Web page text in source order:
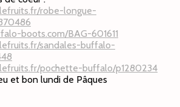
robe-longue-
boots.com/BAG-601611
sandales-buffalo-
pochette-buffalo/p1280234
et bon lundi de Pâques